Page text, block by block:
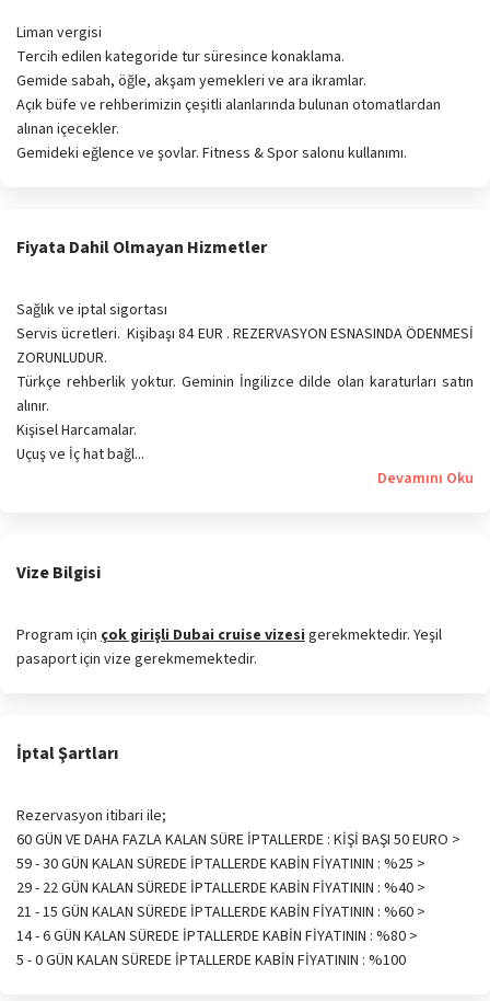
Liman vergisi
Tercih edilen kategoride tur süresince konaklama.
Gemide sabah, öğle, akşam yemekleri ve ara ikramlar.
Açık büfe ve rehberimizin çeşitli alanlarında bulunan otomatlardan
alınan içecekler.
Gemideki eğlence ve şovlar. Fitness & Spor salonu kullanımı.
Fiyata Dahil Olmayan Hizmetler
Sağlık ve iptal sigortası
Servis ücretleri. Kişibaşı 84 EUR . REZERVASYON ESNASINDA ÖDENMESİ
ZORUNLUDUR.
Türkçe rehberlik yoktur. Geminin İngilizce dilde olan karaturları satın
alınır.
Kişisel Harcamalar.
Uçuş ve İç hat bağl...
Devamını Oku
Vize Bilgisi
Program için çok girişli Dubai cruise vizesigerekmektedir. Yeşil
pasaport için vize gerekmemektedir.
İptal Şartları
Rezervasyon itibari ile;
60 GÜN VE DAHA FAZLA KALAN SÜRE İPTALLERDE : KİŞİ BAŞI 50 EURO >
59 - 30 GÜN KALAN SÜREDE İPTALLERDE KABİN FİYATININ : %25 >
29 - 22 GÜN KALAN SÜREDE İPTALLERDE KABİN FİYATININ : %40 >
21 - 15 GÜN KALAN SÜREDE İPTALLERDE KABİN FİYATININ : %60 >
14 - 6 GÜN KALAN SÜREDE İPTALLERDE KABİN FİYATININ : %80 >
5 - 0 GÜN KALAN SÜREDE İPTALLERDE KABİN FİYATININ : %100